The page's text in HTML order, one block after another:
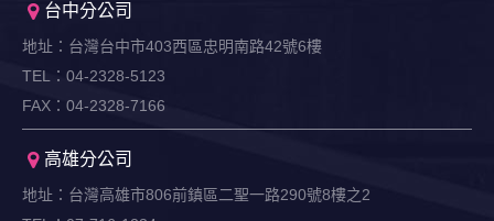
台中分公司
地址：台灣台中市403西區忠明南路42號6樓
TEL：04-2328-5123
FAX：04-2328-7166
高雄分公司
地址：台灣高雄市806前鎮區二聖一路290號8樓之2